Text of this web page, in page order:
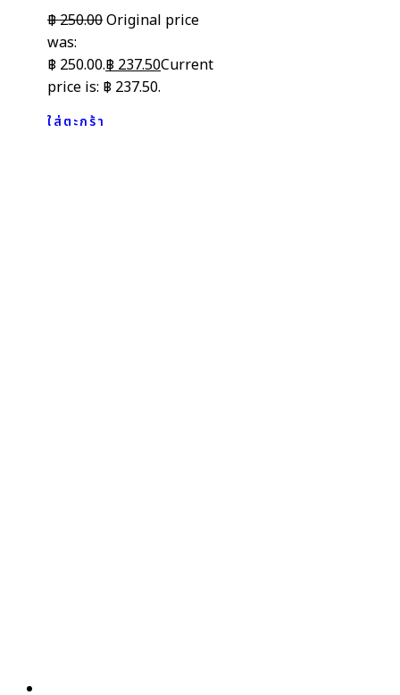
฿250.00Original price
was:
฿ 250.00.฿237.50Current
price is: ฿ 237.50.
ใส่ตะกร้า